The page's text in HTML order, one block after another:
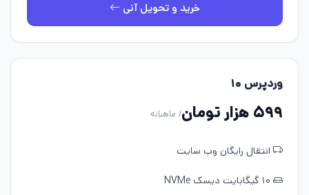
خرید و تحویل آنی
وردپرس ۱۰
۵۹۹ هزار تومان / ماهیانه
انتقال رایگان وب سایت